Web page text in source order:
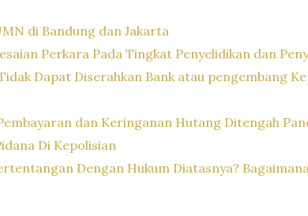
di Bandung dan Jakarta
Perkara Pada Tingkat Penyelidikan dan
Dapat Diserahkan Bank atau pengembang
dan Keringanan Hutang Ditengah
Di Kepolisian
Dengan Hukum Diatasnya?